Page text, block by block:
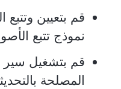
قم بتعيين وتتبع
نموذج تتبع
قم بتشغيل سير
المصلحة